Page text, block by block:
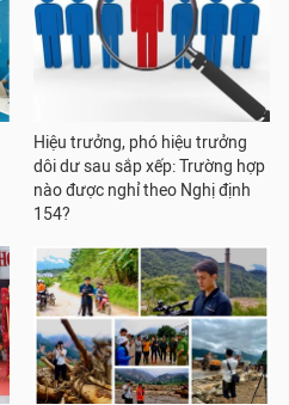
Hiệu trưởng, phó hiệu trưởng
dôi dư sau sắp xếp: Trường hợp
nào được nghỉ theo Nghị định
154?